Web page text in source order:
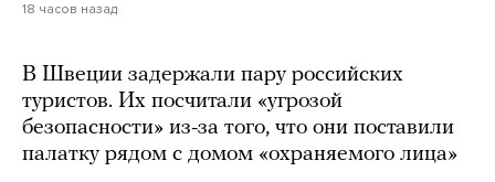
18 часов назад
В Швеции задержали пару российских
туристов. Их посчитали «угрозой
безопасности» из-за того, что они поставили
палатку рядом с домом «охраняемого лица»